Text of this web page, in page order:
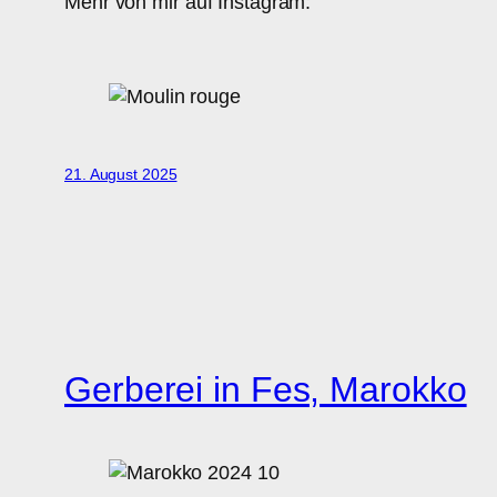
21. August 2025
Gerberei in Fes, Marokko